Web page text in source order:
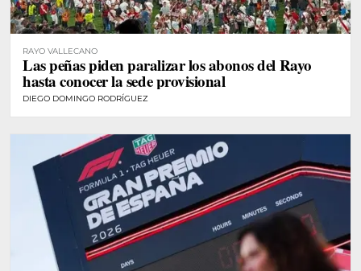
RAYO VALLECANO
Las peñas piden paralizar los abonos del Rayo
hasta conocer la sede provisional
DIEGO DOMINGO RODRÍGUEZ